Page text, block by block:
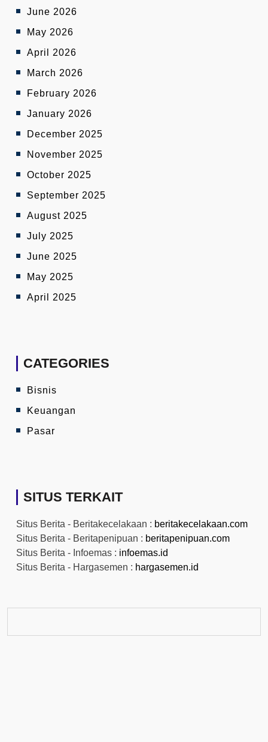
June 2026
May 2026
April 2026
March 2026
February 2026
January 2026
December 2025
November 2025
October 2025
September 2025
August 2025
July 2025
June 2025
May 2025
April 2025
CATEGORIES
Bisnis
Keuangan
Pasar
SITUS TERKAIT
Situs Berita - Beritakecelakaan : beritakecelakaan.com
Situs Berita - Beritapenipuan : beritapenipuan.com
Situs Berita - Infoemas : infoemas.id
Situs Berita - Hargasemen : hargasemen.id